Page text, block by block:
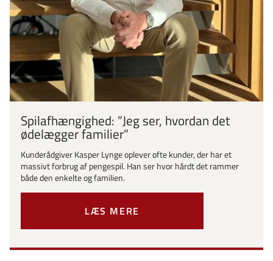
Spilafhængighed: ”Jeg ser, hvordan det
ødelægger familier”
Kunderådgiver Kasper Lynge oplever ofte kunder, der har et
massivt forbrug af pengespil. Han ser hvor hårdt det rammer
både den enkelte og familien.
LÆS MERE